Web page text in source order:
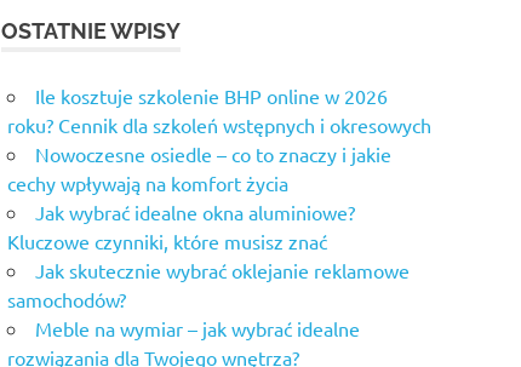
OSTATNIE WPISY
Ile kosztuje szkolenie BHP online w 2026
roku? Cennik dla szkoleń wstępnych i okresowych
Nowoczesne osiedle – co to znaczy i jakie
cechy wpływają na komfort życia
Jak wybrać idealne okna aluminiowe?
Kluczowe czynniki, które musisz znać
Jak skutecznie wybrać oklejanie reklamowe
samochodów?
Meble na wymiar – jak wybrać idealne
rozwiązania dla Twojego wnętrza?